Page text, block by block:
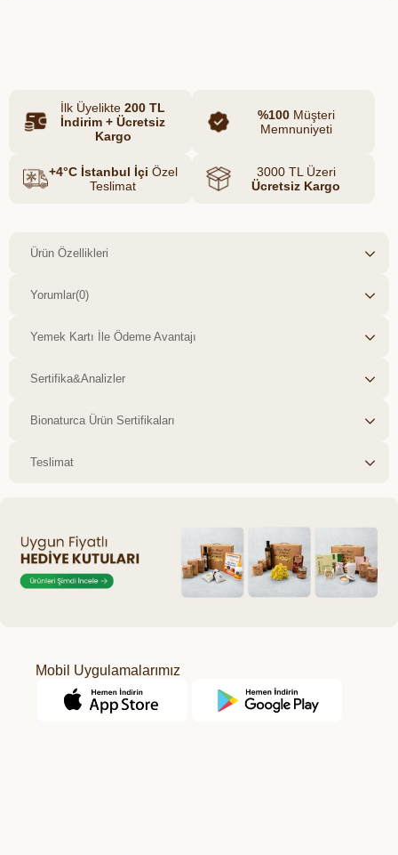
bir seçimdir.İlk Üyelikte 200 TL
İndirim + Ücretsiz
Kargo
%100Müşteri
Memnuniyeti
+4°C İstanbul İçi Özel
Teslimat
3000 TL Üzeri
Ücretsiz Kargo
Ürün Özellikleri
Yorumlar(0)
Yemek Kartı İle Ödeme Avantajı
Sertifika&Analizler
Bionaturca Ürün Sertifikaları
Teslimat
Mobil Uygulamalarımız